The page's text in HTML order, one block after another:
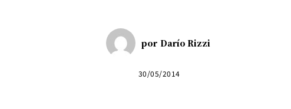
por Darío Rizzi
30/05/2014